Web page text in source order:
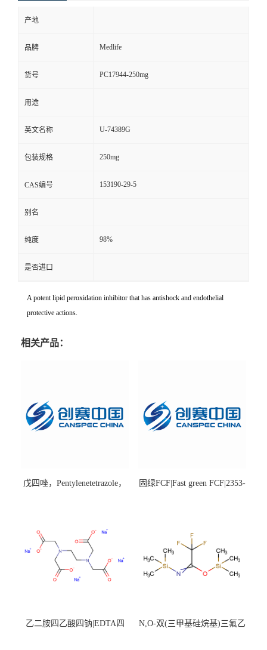
产地
品牌 Medlife
货号 PC17944-250mg
用途
英文名称 U-74389G
包装规格 250mg
CAS编号 153190-29-5
别名
纯度 98%
是否进口
A potent lipid peroxidation inhibitor that has antishock and endothelial
protective actions.
相关产品：
戊四唑，Pentylenetetrazole，
固绿FCF|Fast green FCF|2353-
乙二胺四乙酸四钠|EDTA四
N,O-双(三甲基硅烷基)三氟乙